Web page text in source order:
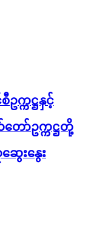
က္ကဋ္ဌနှင့်
ော်ဥက္ကဋ္ဌတို့
ဆွေးနွေး